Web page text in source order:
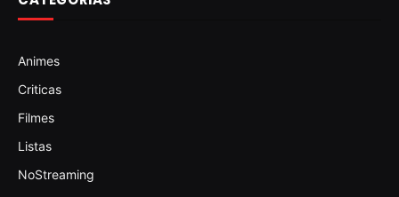
Animes
Criticas
Filmes
Listas
NoStreaming